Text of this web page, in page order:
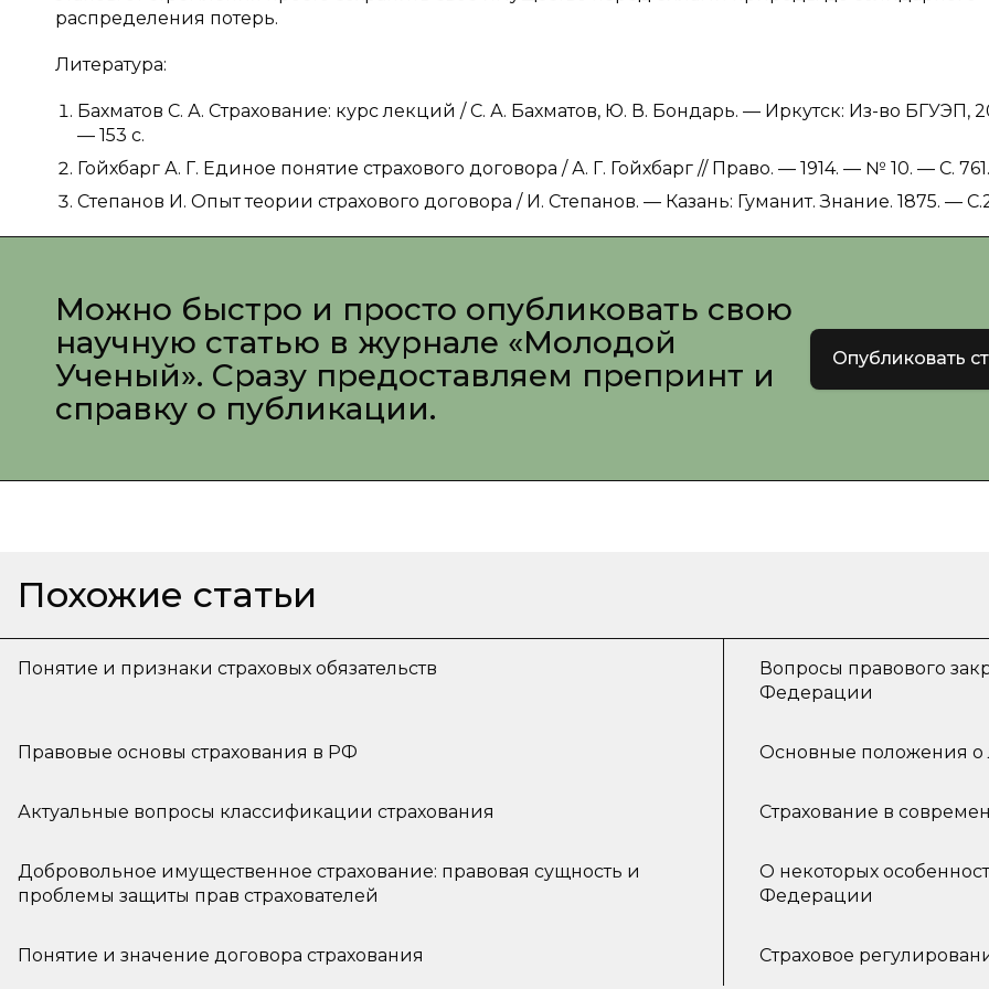
распределения потерь.
Литература:
Бахматов С. А. Страхование: курс лекций / С. А. Бахматов, Ю. В. Бондарь. — Иркутск: Из-во БГУЭП,
— 153 с.
Гойхбарг А. Г. Единое понятие страхового договора / А. Г. Гойхбарг // Право. — 1914. — № 10. — С. 761.
Степанов И. Опыт теории страхового договора / И. Степанов. — Казань: Гуманит. Знание. 1875. —
Можно быстро и просто опубликовать свою
научную статью в журнале «Молодой
Ученый». Сразу предоставляем препринт и
справку о публикации.
Опубликовать
Похожие статьи
Понятие и признаки страховых обязательств
Вопросы правового
Федерации
Правовые основы страхования в РФ Основные положения о
Актуальные вопросы классификации страхования Страхование в
Добровольное имущественное страхование: правовая сущность и
проблемы защиты прав страхователей
О некоторых
Федерации
Понятие и значение договора страхования Страховое